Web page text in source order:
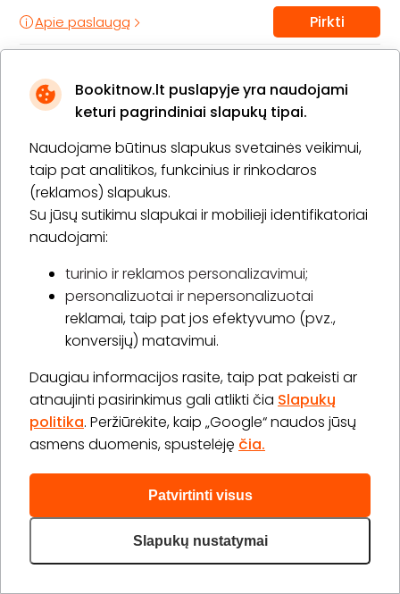
Bookitnow.lt puslapyje yra naudojami
keturi pagrindiniai slapukų tipai.
Naudojame būtinus slapukus svetainės veikimui,
taip pat analitikos, funkcinius ir rinkodaros
(reklamos) slapukus.
Su jūsų sutikimu slapukai ir mobilieji identifikatoriai
naudojami:
turinio ir reklamos personalizavimui;
personalizuotai ir nepersonalizuotai
reklamai, taip pat jos efektyvumo (pvz.,
konversijų) matavimui.
Daugiau informacijos rasite, taip pat pakeisti ar
atnaujinti pasirinkimus gali atlikti čia Slapukų
politika. Peržiūrėkite, kaip „Google“ naudos jūsų
asmens duomenis, spustelėję čia.
Patvirtinti visus
Slapukų nustatymai
Apie paslaugą Pirkti
Pedikiūro meistrė - podologė Adelina
5.0 (6)
Videniškių g. 1, Vilnius
Kombinuotas pedikiūras su ilgalaikiu lakavimu (be
nuėmimo)
1 val. 20 min.
1 asm.
Kombinuotas pedikiūras su ilgalaikiu lakavimu (su
nuėmimu)
1 val. 30 min.
1 asm.